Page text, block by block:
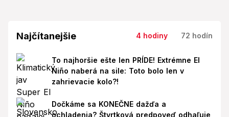
Najčítanejšie 4 hodiny 72 hodín
To najhoršie ešte len PRÍDE! Extrémne El
Niño naberá na sile: Toto bolo len v
zahrievacie kolo?!
Dočkáme sa KONEČNE dažďa a
ochladenia? Štvrtková predpoveď odhaľuje,